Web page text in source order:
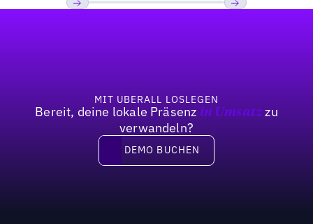
MIT UBERALL LOSLEGEN
Bereit, deine lokale Präsenz in Umsatzzu
verwandeln?
DEMO BUCHEN
DEMO BUCHEN